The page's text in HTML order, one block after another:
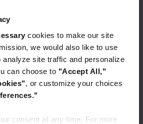
cookies to make our site
we would also like to use
analyze site traffic and personalize
can choose to "Accept All,"
, or customize your choices
consent at any time. For more
a digitálních
efektivnější zdravotní
společnosti Iron Mountain
(SaaS), který spojuje skenování
dokumentů a jejich bezpečné
a sdílení prostřednictvím